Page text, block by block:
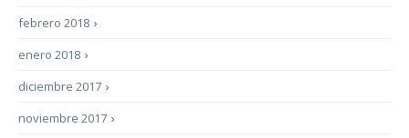
›
febrero 2018
›
enero 2018
›
diciembre 2017
›
noviembre 2017